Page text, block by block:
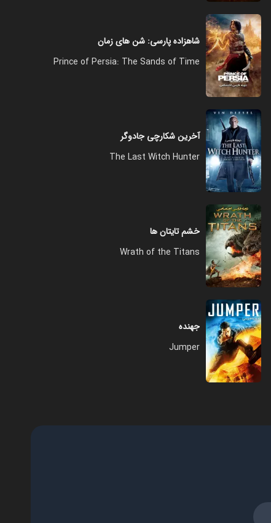
شاهزاده پارسی: شن های زمان
Prince of Persia: The Sands of Time
آخرین شکارچی جادوگر
The Last Witch Hunter
خشم تایتان ها
Wrath of the Titans
جهنده
Jumper